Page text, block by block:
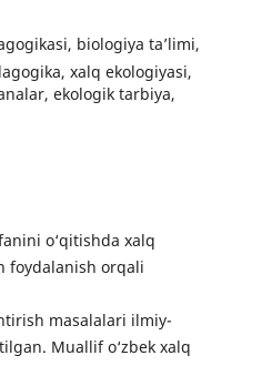
biologiya ta’limi,
xalq ekologiyasi,
ekologik tarbiya,
o‘qitishda xalq
foydalanish orqali
masalalari ilmiy-
Muallif o‘zbek xalq